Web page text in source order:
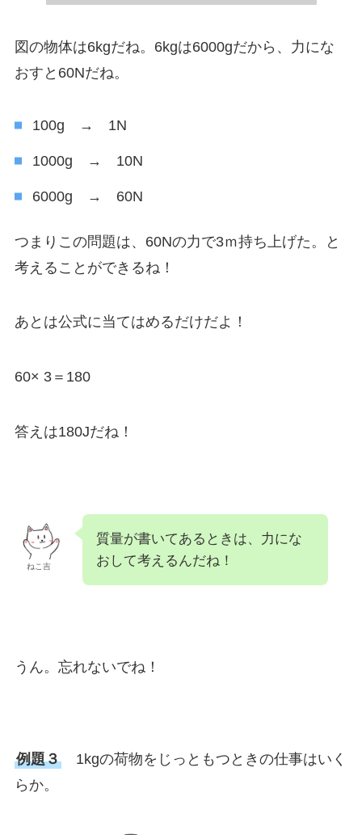
図の物体は6kgだね。6kgは6000gだから、力にな
おすと60Nだね。
100g → 1N
1000g → 10N
6000g → 60N
つまりこの問題は、60Nの力で3ｍ持ち上げた。と
考えることができるね！
あとは公式に当てはめるだけだよ！
60× 3＝180
答えは180Jだね！
ねこ吉
質量が書いてあるときは、力にな
おして考えるんだね！
うん。忘れないでね！
例題３1kgの荷物をじっともつときの仕事はいく
らか。